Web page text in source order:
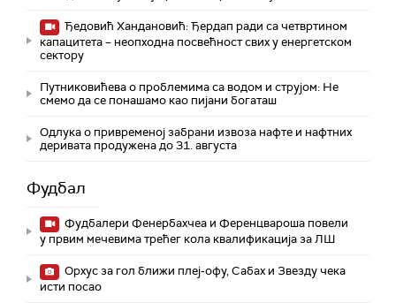
Ђедовић Хандановић: Ђердап ради са четвртином
капацитета – неопходна посвећност свих у енергетском
сектору
Путниковићева о проблемима са водом и струјом: Не
смемо да се понашамо као пијани богаташ
Одлука о привременој забрани извоза нафте и нафтних
деривата продужена до 31. августа
Фудбал
Фудбалери Фенербахчеа и Ференцвароша повели
у првим мечевима трећег кола квалификација за ЛШ
Орхус за гол ближи плеј-офу, Сабах и Звезду чека
исти посао